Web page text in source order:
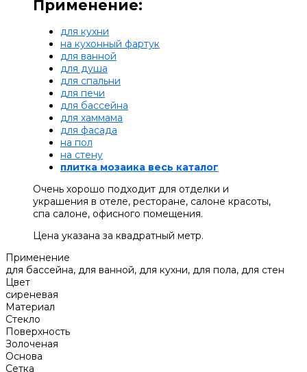
Применение:
для кухни
на кухонный фартук
для ванной
для душа
для спальни
для печи
для бассейна
для хаммама
для фасада
на пол
на стену
плитка мозаика весь каталог
Очень хорошо подходит для отделки и
украшения в отеле, ресторане, салоне красоты,
спа салоне, офисного помещения.
Цена указана за квадратный метр.
Применение
для бассейна, для ванной, для кухни, для пола, для стен
Цвет
сиреневая
Материал
Стекло
Поверхность
Золоченая
Основа
Сетка